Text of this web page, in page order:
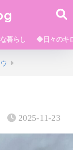
暮らし ◆日々のキ
2025-11-23